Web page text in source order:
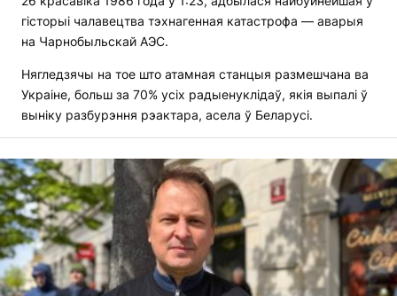
гісторыі чалавецтва тэхнагенная катастрофа — аварыя
на Чарнобыльскай АЭС.
Нягледзячы на тое што атамная станцыя размешчана ва
Украіне, больш за 70% усіх радыенуклідаў, якія выпалі ў
выніку разбурэння рэактара, асела ў Беларусі.